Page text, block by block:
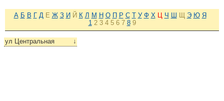
А Б В Г Д Е Ж З И Й К Л М Н О П Р С Т У Ф Х Ц Ч Ш Щ Э Ю Я
1 2 3 4 5 6 7 8 9
↓
ул Центральная